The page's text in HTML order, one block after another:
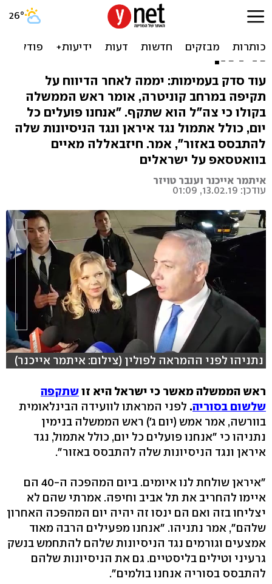
נתניהו אישר שצה"ל תקף
בסוריה: "פעלנו אתמול נגד
איראן"
עוד סדק בעמימות: יממה לאחר הדיווח על
תקיפה במרחב קוניטרה, אומר ראש הממשלה
בקולו כי צה"ל הוא שתקף. "אנחנו פועלים כל
יום, כולל אתמול נגד איראן ונגד הניסיונות שלה
להתבסס באזור", אמר. חיזבאללה מאיים
בוואטסאפ על ישראלים
איתמר אייכנר וענבר טויזר
עודכן: 13.02.19, 01:09
נתניהו לפני ההמראה לפולין (צילום: איתמר אייכנר)
ראש הממשלה מאשר כי ישראל היא זושתקפה
שלשום בסוריה. לפני המראתו לוועידה הבינלאומית
בוורשה, אמר אמש (יום ג') ראש הממשלה בנימין
נתניהו כי "אנחנו פועלים כל יום, כולל אתמול, נגד
איראן ונגד הניסיונות שלה להתבסס באזור".
"איראן שולחת לנו איומים. ביום המהפכה ה-40 הם
איימו להחריב את תל אביב וחיפה. אמרתי שהם לא
יצליחו בזה ואם הם ינסו זה יהיה יום המהפכה האחרון
שלהם", אמר נתניהו. "אנחנו מפעילים הרבה מאוד
אמצעים וגורמים נגד הניסיונות שלהם להתחמש בנשק
גרעיני וטילים בליסטיים. גם את הניסיונות שלהם
להתבסס בסוריה אנחנו בולמים".